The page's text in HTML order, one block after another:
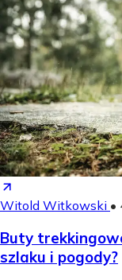
Witold Witkowski •
Buty
szlaku i pogody?